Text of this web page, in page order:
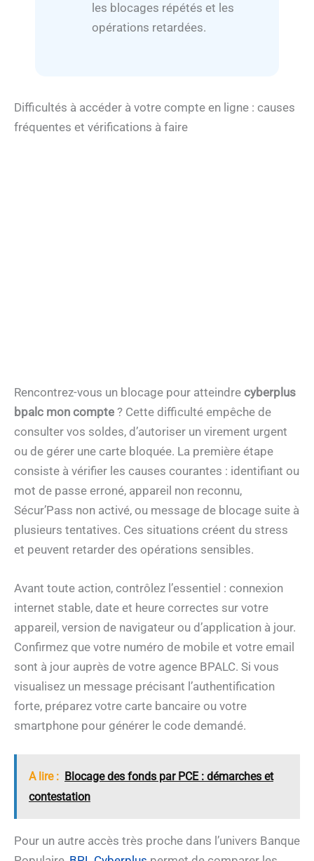
les blocages répétés et les
opérations retardées.
Difficultés à accéder à votre compte en ligne : causes
fréquentes et vérifications à faire
Rencontrez-vous un blocage pour atteindre cyberplus
bpalc mon compte ? Cette difficulté empêche de
consulter vos soldes, d’autoriser un virement urgent
ou de gérer une carte bloquée. La première étape
consiste à vérifier les causes courantes : identifiant ou
mot de passe erroné, appareil non reconnu,
Sécur’Pass non activé, ou message de blocage suite à
plusieurs tentatives. Ces situations créent du stress
et peuvent retarder des opérations sensibles.
Avant toute action, contrôlez l’essentiel : connexion
internet stable, date et heure correctes sur votre
appareil, version de navigateur ou d’application à jour.
Confirmez que votre numéro de mobile et votre email
sont à jour auprès de votre agence BPALC. Si vous
visualisez un message précisant l’authentification
forte, préparez votre carte bancaire ou votre
smartphone pour générer le code demandé.
A lire : Blocage des fonds par PCE : démarches et
contestation
Pour un autre accès très proche dans l’univers Banque